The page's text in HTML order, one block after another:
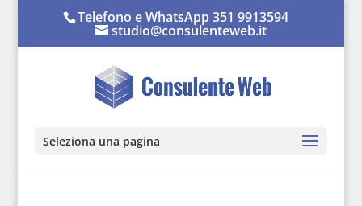
Telefono e WhatsApp 351 9913594
studio@consulenteweb.it
Seleziona una pagina